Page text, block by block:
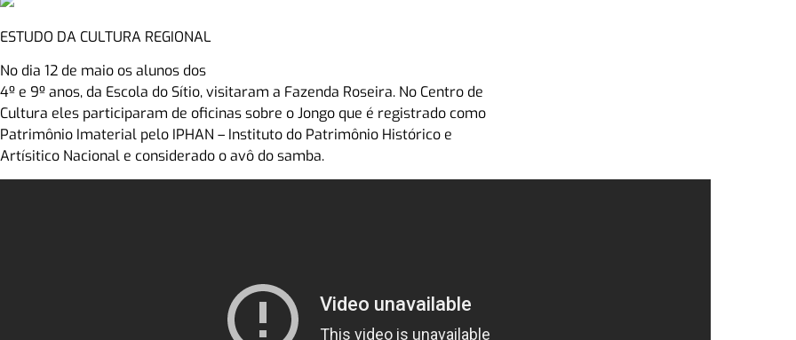
ESTUDO DA CULTURA REGIONAL
No dia 12 de maio os alunos dos
4º e 9º anos, da Escola do Sítio, visitaram a Fazenda Roseira. No Centro de
Cultura eles participaram de oficinas sobre o Jongo que é registrado como
Patrimônio Imaterial pelo IPHAN – Instituto do Patrimônio Histórico e
Artísitico Nacional e considerado o avô do samba.